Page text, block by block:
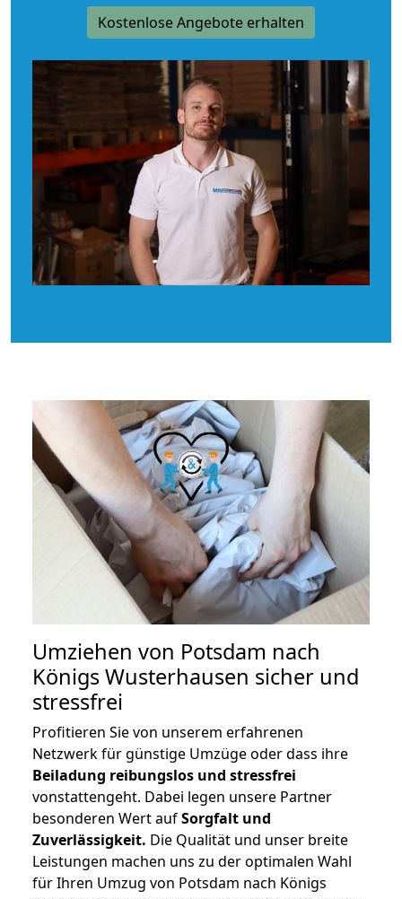
Kostenlose Angebote erhalten
Umziehen von Potsdam nach
Königs Wusterhausen sicher und
stressfrei
Profitieren Sie von unserem erfahrenen
Netzwerk für günstige Umzüge oder dass ihre
Beiladung reibungslos und stressfrei
vonstattengeht. Dabei legen unsere Partner
besonderen Wert aufSorgfalt und
Zuverlässigkeit. Die Qualität und unser breite
Leistungen machen uns zu der optimalen Wahl
für Ihren Umzug von Potsdam nach Königs